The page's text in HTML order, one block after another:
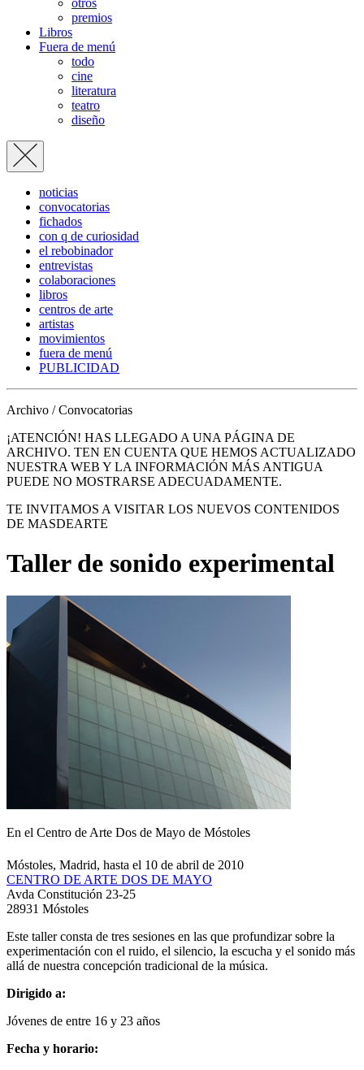
premios
Libros
Fuera de menú
todo
cine
literatura
teatro
diseño
noticias
convocatorias
fichados
con q de curiosidad
el rebobinador
entrevistas
colaboraciones
libros
centros de arte
artistas
movimientos
fuera de menú
PUBLICIDAD
Archivo / Convocatorias
¡ATENCIÓN! HAS LLEGADO A UNA PÁGINA DE
ARCHIVO. TEN EN CUENTA QUE HEMOS ACTUALIZADO
NUESTRA WEB Y LA INFORMACIÓN MÁS ANTIGUA
PUEDE NO MOSTRARSE ADECUADAMENTE.
TE INVITAMOS A VISITAR LOS NUEVOS CONTENIDOS
DE MASDEARTE
Taller de sonido experimental
En el Centro de Arte Dos de Mayo de Móstoles
Móstoles, Madrid, hasta el 10 de abril de 2010
CENTRO DE ARTE DOS DE MAYO
Avda Constitución 23-25
28931 Móstoles
Este taller consta de tres sesiones en las que profundizar sobre la
experimentación con el ruido, el silencio, la escucha y el sonido más
allá de nuestra concepción tradicional de la música.
Dirigido a:
Jóvenes de entre 16 y 23 años
Fecha y horario: